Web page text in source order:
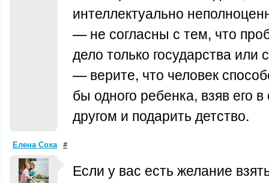
интеллектуально
— не согласны с тем, что
дело только государства или
— верите, что человек
бы одного ребенка, взяв его
другом и подарить детство.
Елена Соха #
Если у вас есть желание